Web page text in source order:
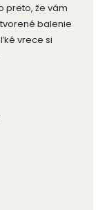
preto, že vám
balenie
vrece si